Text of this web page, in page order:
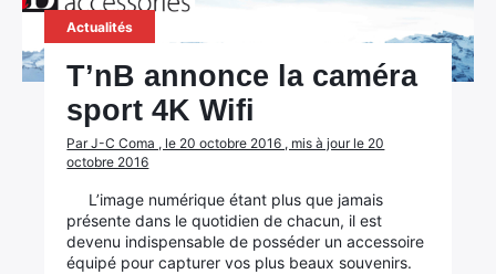
Actualités
T’nB annonce la caméra
sport 4K Wifi
Par J-C Coma , le 20 octobre 2016 , mis à jour le 20
octobre 2016
L’image numérique étant plus que jamais
présente dans le quotidien de chacun, il est
devenu indispensable de posséder un accessoire
équipé pour capturer vos plus beaux souvenirs.